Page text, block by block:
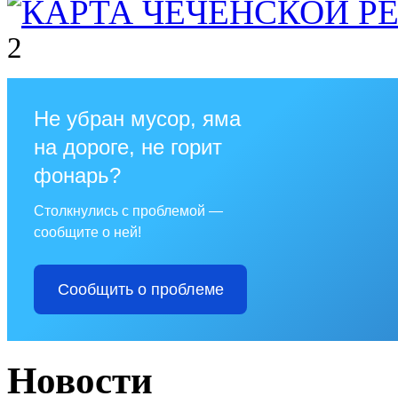
2
Не убран мусор, яма
на дороге, не горит
фонарь?
Столкнулись с проблемой —
сообщите о ней!
Сообщить о проблеме
Новости